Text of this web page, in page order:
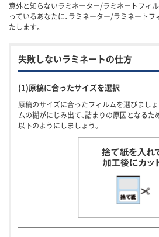
意外と知らないラミネーター/ラミネートフィ
っているあなたに、ラミネーター/ラミネート
たします。
失敗しないラミネートの仕方
(1)原稿に合ったサイズを選択
原稿のサイズに合ったフィルムを選びまし
ムの糊がにじみ出て、詰まりの原因となるた
以下のようにしましょう。